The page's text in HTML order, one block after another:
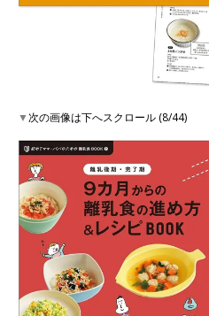
▼次の画像は下へスクロール (8/44)